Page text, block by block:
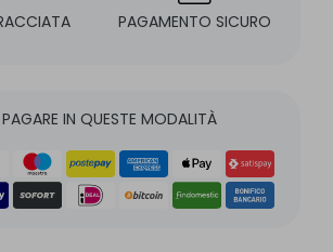
PAGAMENTO SICURO
IN QUESTE MODALITÀ